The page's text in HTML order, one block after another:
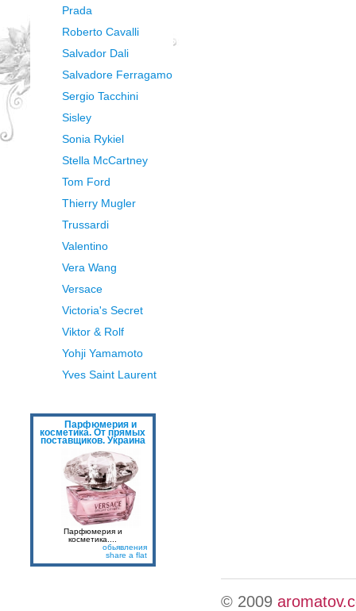
Prada
Roberto Cavalli
Salvador Dali
Salvadore Ferragamo
Sergio Tacchini
Sisley
Sonia Rykiel
Stella McCartney
Tom Ford
Thierry Mugler
Trussardi
Valentino
Vera Wang
Versace
Victoria's Secret
Viktor & Rolf
Yohji Yamamoto
Yves Saint Laurent
Парфюмерия и
косметика. От прямых
поставщиков. Украина
Парфюмерия и
косметика....
обьявления
share a flat
© 2009